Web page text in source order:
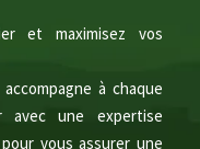
et maximisez vos
à chaque
avec une expertise
vous assurer une